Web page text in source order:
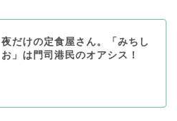
夜だけの定食屋さん。「みちし
お」は門司港民のオアシス！